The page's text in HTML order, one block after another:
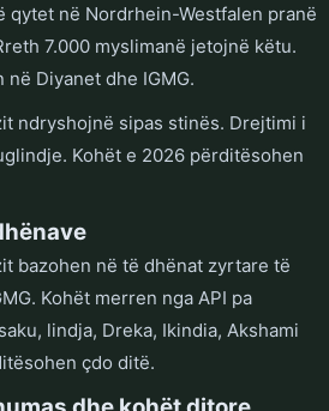
qytet në Nordrhein-Westfalen pranë
7.000 myslimanë jetojnë këtu.
në Diyanet dhe IGMG.
ndryshojnë sipas stinës. Drejtimi i
Kohët e 2026 përditësohen
bazohen në të dhënat zyrtare të
Kohët merren nga API pa
lindja, Dreka, Ikindia, Akshami
çdo ditë.